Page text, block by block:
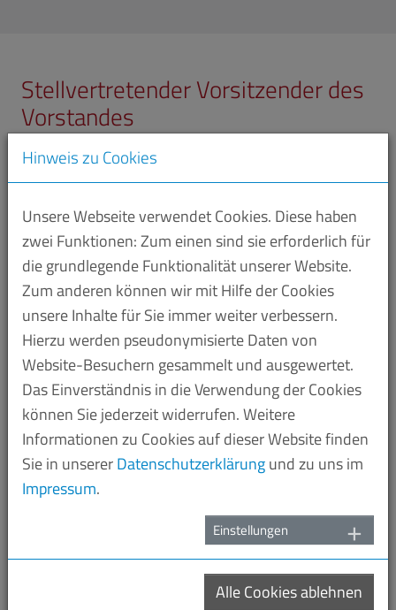
Stellvertretender Vorsitzender des
Vorstandes
Martin Schlechter
Hauptgeschäftsführer des Verbandes
Hinweis zu Cookies
Unsere Webseite verwendet Cookies. Diese haben
zwei Funktionen: Zum einen sind sie erforderlich für
die grundlegende Funktionalität unserer Website.
Zum anderen können wir mit Hilfe der Cookies
unsere Inhalte für Sie immer weiter verbessern.
Hierzu werden pseudonymisierte Daten von
Website-Besuchern gesammelt und ausgewertet.
Das Einverständnis in die Verwendung der Cookies
können Sie jederzeit widerrufen. Weitere
Informationen zu Cookies auf dieser Website finden
Sie in unsererDatenschutzerklärungund zu uns im
Impressum.
Einstellungen
Alle Cookies ablehnen